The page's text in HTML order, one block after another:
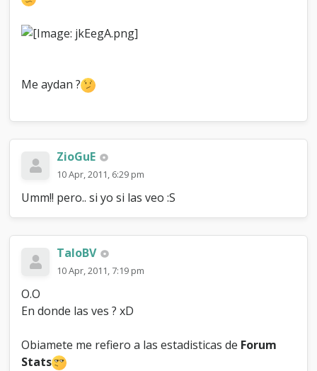
Me aydan ?
ZioGuE
10 Apr, 2011, 6:29 pm
Umm!! pero.. si yo si las veo :S
TaloBV
10 Apr, 2011, 7:19 pm
O.O
En donde las ves ? xD
Obiamete me refiero a las estadisticas de Forum
Stats